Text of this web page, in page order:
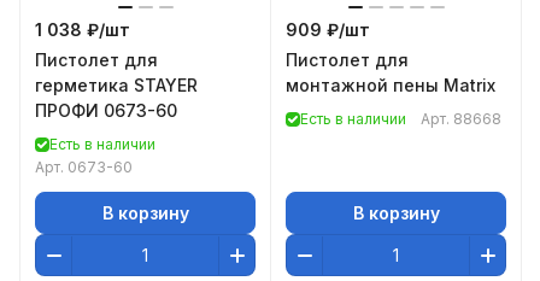
1 038 ₽/шт
Пистолет для
герметика STAYER
ПРОФИ 0673-60
Есть в наличии
Арт. 0673-60
В корзину
909 ₽/шт
Пистолет для
монтажной пены Matrix
Есть в наличии Арт. 88668
В корзину